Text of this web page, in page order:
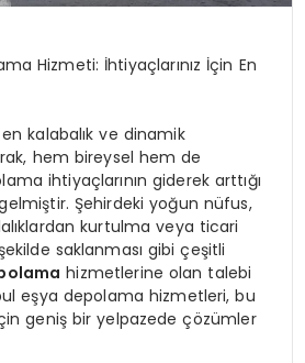
Hizmeti: İhtiyaçlarınız İçin En
kalabalık ve dinamik
hem bireysel hem de
ihtiyaçlarının giderek arttığı
Şehirdeki yoğun nüfus,
kurtulma veya ticari
saklanması gibi çeşitli
hizmetlerine olan talebi
eşya depolama hizmetleri, bu
geniş bir yelpazede çözümler